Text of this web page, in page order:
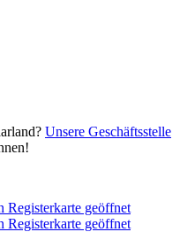
Unsere Geschäftsstelle
Registerkarte geöffnet
Registerkarte geöffnet